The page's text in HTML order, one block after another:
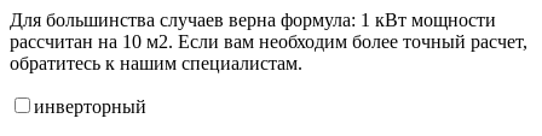
Для большинства случаев верна формула: 1 кВт мощности
рассчитан на 10 м2. Если вам необходим более точный расчет,
обратитесь к нашим специалистам.
инверторный